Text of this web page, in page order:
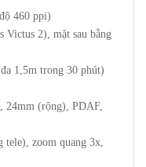
460 ppi)
2), mặt sau bằng
1,5m trong 30 phút)
24mm (rộng), PDAF,
zoom quang 3x,